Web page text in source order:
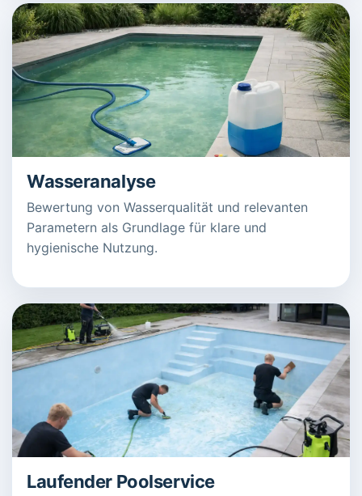
Wasseranalyse
Bewertung von Wasserqualität und relevanten
Parametern als Grundlage für klare und
hygienische Nutzung.
Laufender Poolservice